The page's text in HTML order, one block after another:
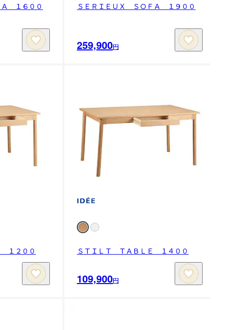
１６００ ＳＥＲＩＥＵＸ ＳＯＦＡ １９００
259,900円
１２００ ＳＴＩＬＴ ＴＡＢＬＥ １４００
109,900円